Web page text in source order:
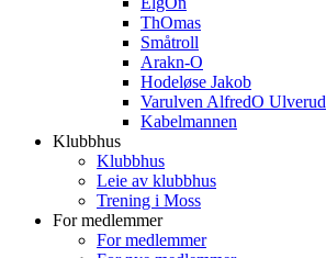
ThOmas
Småtroll
Arakn-O
Hodeløse Jakob
Varulven AlfredO Ulverud
Kabelmannen
Klubbhus
Klubbhus
Leie av klubbhus
Trening i Moss
For medlemmer
For medlemmer